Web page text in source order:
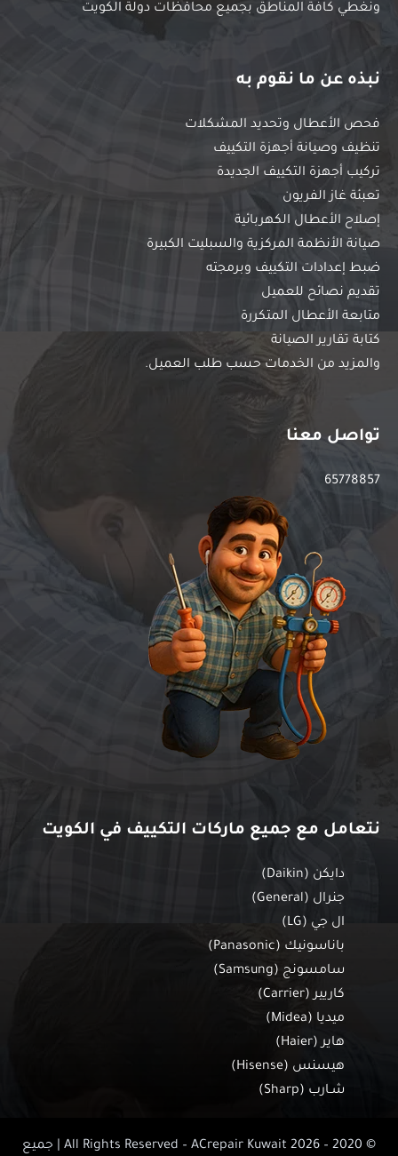
ونغطي كافة المناطق بجميع محافظات دولة الكويت
نبذه عن ما نقوم به
فحص الأعطال وتحديد المشكلات
تنظيف وصيانة أجهزة التكييف
تركيب أجهزة التكييف الجديدة
تعبئة غاز الفريون
إصلاح الأعطال الكهربائية
صيانة الأنظمة المركزية والسبليت الكبيرة
ضبط إعدادات التكييف وبرمجته
تقديم نصائح للعميل
متابعة الأعطال المتكررة
كتابة تقارير الصيانة
والمزيد من الخدمات حسب طلب العميل.
تواصل معنا
65778857
نتعامل مع جميع ماركات التكييف في الكويت
دايكن (Daikin)
جنرال (General)
ال جي (LG)
باناسونيك (Panasonic)
سامسونج (Samsung)
كاريير (Carrier)
ميديا (Midea)
هاير (Haier)
هيسنس (Hisense)
شـارب (Sharp)
© 2020 – 2026 All Rights Reserved – ACrepair Kuwait | جميع